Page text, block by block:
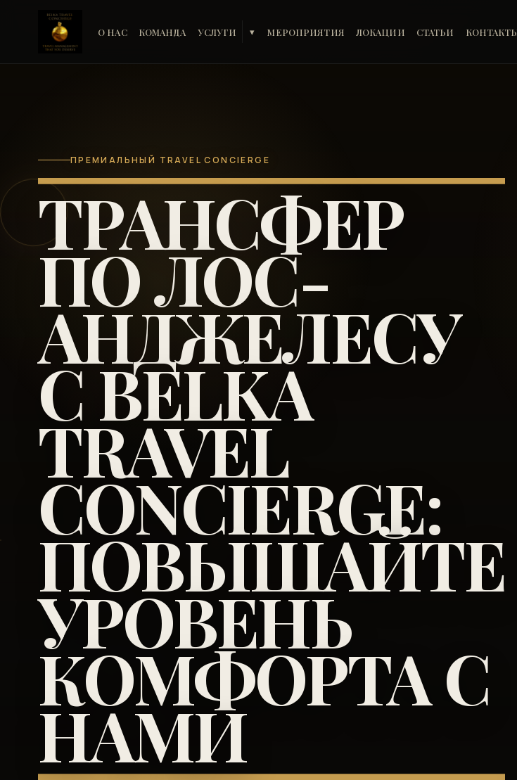
О НАС КОМАНДА УСЛУГИ ▾ МЕРОПРИЯТИЯ ЛОКАЦИИ СТАТЬИ
ПРЕМИАЛЬНЫЙ TRAVEL CONCIERGE
ТРАНСФЕР
ПО ЛОС-
АНДЖЕЛЕСУ
С BELKA
TRAVEL
CONCIERGE:
ПОВЫШАЙТЕ
УРОВЕНЬ
КОМФОРТА С
НАМИ